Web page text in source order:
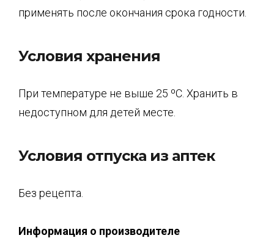
применять после окончания срока годности.
Условия хранения
При температуре не выше 25 ºС. Хранить в
недоступном для детей месте.
Условия отпуска из аптек
Без рецепта.
Информация о производителе